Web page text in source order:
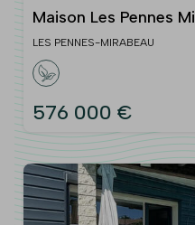
Maison Les Pennes
m2
LES PENNES-MIRABEAU
576 000 €